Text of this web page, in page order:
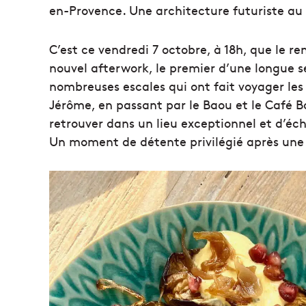
en-Provence. Une architecture futuriste
C’est ce vendredi 7 octobre, à 18h, que le
nouvel afterwork, le premier d’une longue
nombreuses escales qui ont fait voyager
Jérôme, en passant par le Baou et le Café
retrouver dans un lieu exceptionnel et
Un moment de détente privilégié après